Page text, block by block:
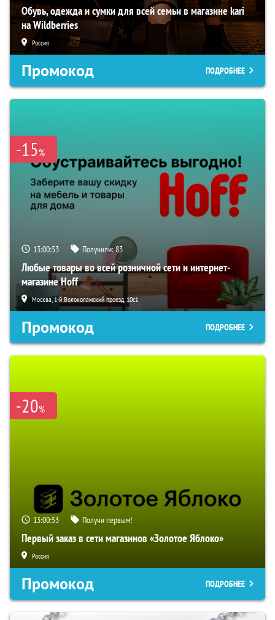
Обувь, одежда и сумки для всей семьи в магазине kari
на Wildberries
Россия
Промокод ПОДРОБНЕЕ
-15%
13:00:52 Получили:83
Любые товары во всей розничной сети и интернет-
магазине Hoff
Москва, 1-й Волоколамский проезд, 10с1
Промокод ПОДРОБНЕЕ
-20%
13:00:52 Получи первым!
Первый заказ в сети магазинов «Золотое Яблоко»
Россия
Промокод ПОДРОБНЕЕ